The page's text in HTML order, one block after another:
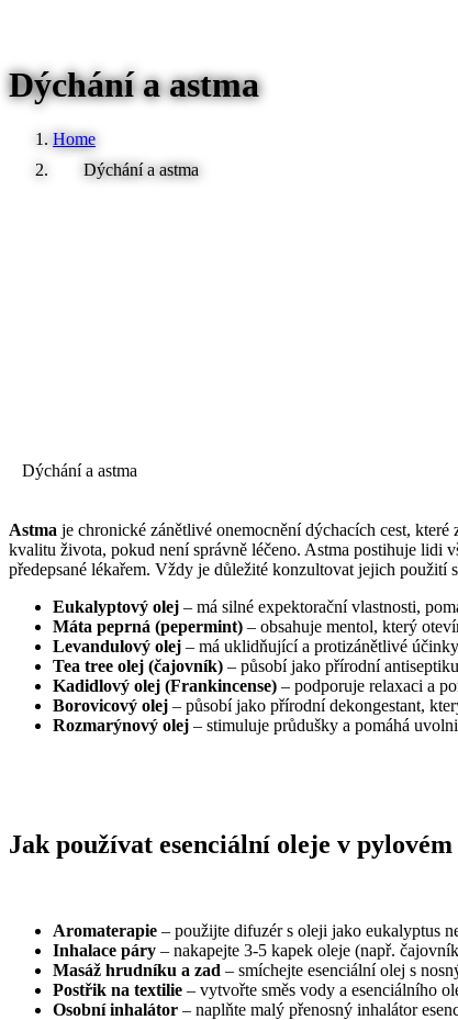
Dýchání a astma
Home
Dýchání a astma
Dýchání a astma
Astma je chronické zánětlivé onemocnění dýchacích cest,
kvalitu života, pokud není správně léčeno. Astma postihuje lidi
předepsané lékařem. Vždy je důležité konzultovat jejich použití
Eukalyptový olej – má silné expektorační vlastnosti,
Máta peprná (pepermint) – obsahuje mentol, který
Levandulový olej – má uklidňující a protizánětlivé
Tea tree olej (čajovník) – působí jako přírodní
Kadidlový olej (Frankincense) – podporuje relaxaci a
Borovicový olej – působí jako přírodní dekongestant,
Rozmarýnový olej – stimuluje průdušky a pomáhá
Jak používat esenciální oleje v
Aromaterapie – použijte difuzér s oleji jako eukalyptus
Inhalace páry – nakapejte 3-5 kapek oleje (např.
Masáž hrudníku a zad – smíchejte esenciální olej s
Postřik na textilie – vytvořte směs vody a esenciálního
Osobní inhalátor – naplňte malý přenosný inhalátor